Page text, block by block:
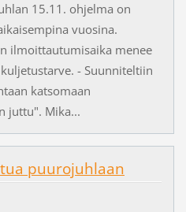
15.11. ohjelma on
vuosina.
ilmoittautumisaika menee
- Suunniteltiin
katsomaan
juttu". Mika...
puurojuhlaan